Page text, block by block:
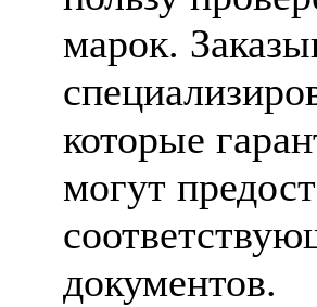
марок.
которые
могут
документов.